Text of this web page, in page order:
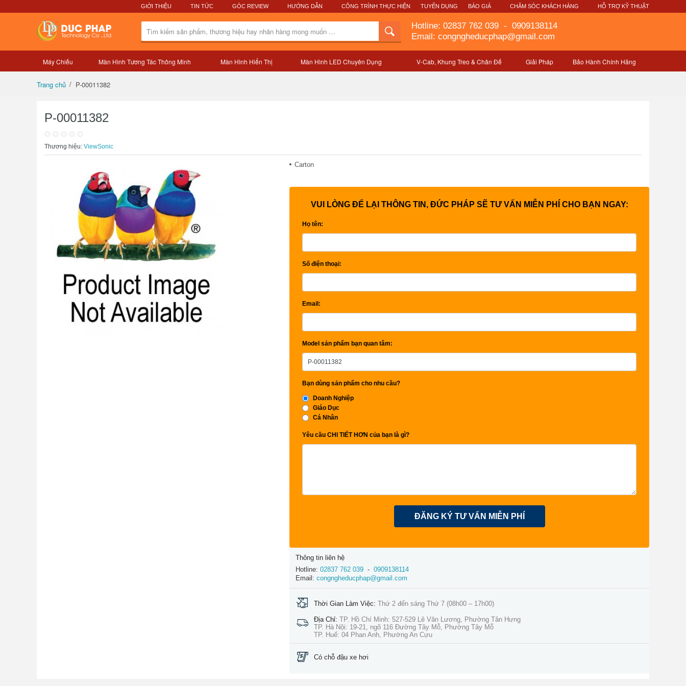
GIỚI THIỆU TIN TỨC GÓC REVIEW HƯỚNG DẪN CÔNG TRÌNH THỰC HIỆN TUYỂN DỤNG BÁO GIÁ CHĂM SÓC KHÁCH HÀNG HỖ TRỢ KỸ THUẬT
Hotline: 02837 762 039 - 0909138114
Email: congngheducphap@gmail.com
Tổng quan sản phẩm Mô tả sản phẩm
Máy Chiếu Màn Hình Tương Tác Thông Minh Màn Hình Hiển Thị Màn Hình LED Chuyên Dụng V-Cab, Khung Treo & Chân Đế Giải Pháp Bảo Hành Chính Hãng
Trang chủ P-00011382
P-00011382
Thương hiệu: ViewSonic
Carton
VUI LÒNG ĐỂ LẠI THÔNG TIN, ĐỨC PHÁP SẼ TƯ VẤN MIỄN PHÍ CHO BẠN NGAY:
Họ tên:
Số điện thoại:
Email:
Model sản phẩm bạn quan tâm:
Bạn dùng sản phẩm cho nhu cầu?
Doanh Nghiệp
Giáo Dục
Cá Nhân
Yêu cầu CHI TIẾT HƠN của bạn là gì?
ĐĂNG KÝ TƯ VẤN MIỄN PHÍ
Thông tin liên hệ
Hotline: 02837 762 039 - 0909138114
Email: congngheducphap@gmail.com
Thời Gian Làm Việc: Thứ 2 đến sáng Thứ 7 (08h00 – 17h00)
Địa Chỉ: TP. Hồ Chí Minh: 527-529 Lê Văn Lương, Phường Tân Hưng
TP. Hà Nội: 19-21, ngõ 116 Đường Tây Mỗ, Phường Tây Mỗ
TP. Huế: 04 Phan Anh, Phường An Cựu
Có chỗ đậu xe hơi